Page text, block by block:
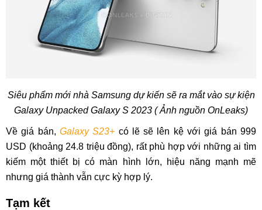
Siêu phẩm mới nhà Samsung dự kiến sẽ ra mắt vào sự kiện
Galaxy Unpacked Galaxy S 2023 ( Ảnh nguồn OnLeaks)
Về giá bán, Galaxy S23+ có lẽ sẽ lên kệ với giá bán 999
USD (khoảng 24.8 triệu đồng), rất phù hợp với những ai tìm
kiếm một thiết bị có màn hình lớn, hiệu năng mạnh mẽ
nhưng giá thành vẫn cực kỳ hợp lý.
Tạm kết